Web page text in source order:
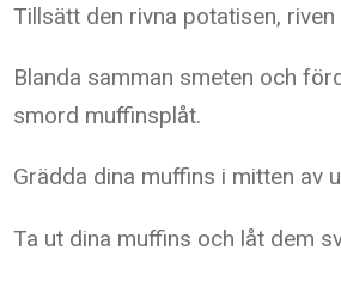
Tillsätt den rivna potatisen,
Blanda samman smeten och
smord muffinsplåt.
Grädda dina muffins i mitten av
Ta ut dina muffins och låt dem